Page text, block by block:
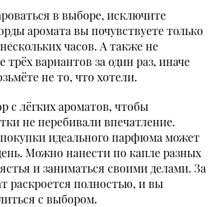
в выборе, исключите
аромата вы почувствуете только
часов. А также не
трёх вариантов за один раз, иначе
не то, что хотели.
с лёгких ароматов, чтобы
не перебивали впечатление.
идеального парфюма может
Можно нанести по капле разных
и заниматься своими делами. За
раскроется полностью, и вы
с выбором.